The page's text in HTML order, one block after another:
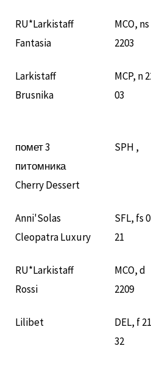
RU*Larkistaff
Fantasia
MCO, ns
2203
Larkistaff
Brusnika
MCP, n
03
помет 3
питомника
Cherry Dessert
SPH ,
Anni'Solas
Cleopatra Luxury
SFL, fs
21
RU*Larkistaff
Rossi
MCO, d
2209
Lilibet
DEL, f 21
32